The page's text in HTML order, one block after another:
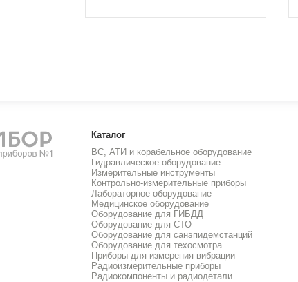
Каталог
ВС, АТИ и корабельное оборудование
Гидравлическое оборудование
Измерительные инструменты
Контрольно-измерительные приборы
Лабораторное оборудование
Медицинское оборудование
Оборудование для ГИБДД
Оборудование для СТО
Оборудование для санэпидемстанций
Оборудование для техосмотра
Приборы для измерения вибрации
Радиоизмерительные приборы
Радиокомпоненты и радиодетали